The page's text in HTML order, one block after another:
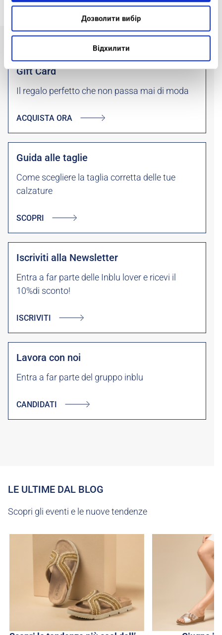
Дозволити вибір
Відхилити
Gift Card
Il regalo perfetto che non passa mai di moda
ACQUISTA ORA
Guida alle taglie
Come scegliere la taglia corretta delle tue
calzature
SCOPRI
Iscriviti alla Newsletter
Entra a far parte delle Inblu lover e ricevi il
10%di sconto!
ISCRIVITI
Lavora con noi
Entra a far parte del gruppo inblu
CANDIDATI
LE ULTIME DAL BLOG
Scopri gli eventi e le nuove tendenze